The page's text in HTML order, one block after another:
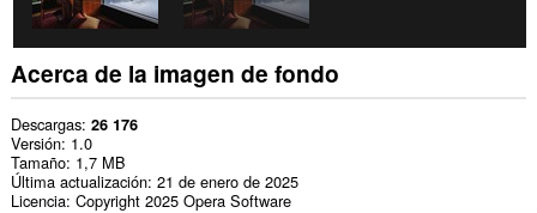
Acerca de la imagen de fondo
Descargas 26 176
Versión 1.0
Tamaño 1,7 MB
Última actualización 21 de enero de 2025
Licencia Copyright 2025 Opera Software